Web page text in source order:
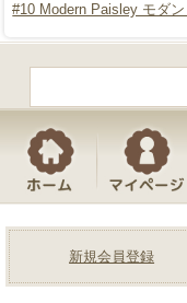
#10 Modern Paisley モダ
新規会員登録